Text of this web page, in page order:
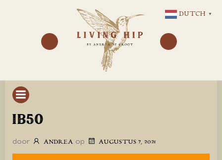
NAAR
DE
INHOUD
IB50
door ANDREA op AUGUSTUS 7, 2021
DUTCH ▼